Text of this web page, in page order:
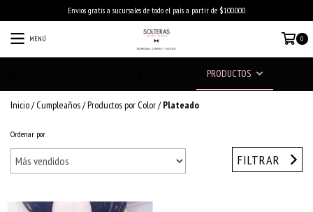
Envios gratis a sucursales de todo el país a partir de $100.000
MENÚ 0
PRODUCTOS
Inicio/ Cumpleaños/Productos por Color/ Plateado
Ordenar por
FILTRAR